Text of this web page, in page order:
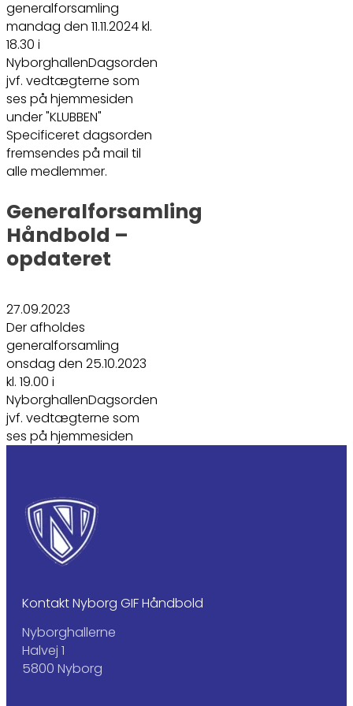
generalforsamling
mandag den 11.11.2024 kl.
18.30 i
NyborghallenDagsorden
jvf. vedtægterne som
ses på hjemmesiden
under "KLUBBEN"
Specificeret dagsorden
fremsendes på mail til
alle medlemmer.
Generalforsamling
Håndbold –
opdateret
27.09.2023
Der afholdes
generalforsamling
onsdag den 25.10.2023
kl. 19.00 i
NyborghallenDagsorden
jvf. vedtægterne som
ses på hjemmesiden
Kontakt Nyborg GIF Håndbold
Nyborghallerne
Halvej 1
5800 Nyborg